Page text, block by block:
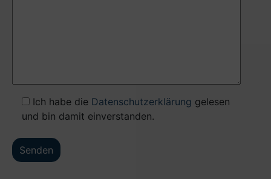
Ich habe die Datenschutzerklärung gelesen
und bin damit einverstanden.